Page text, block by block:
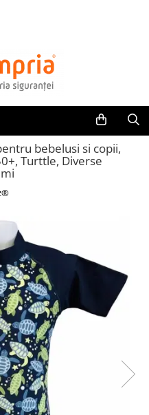
bebelusi si copii,
Turttle, Diverse